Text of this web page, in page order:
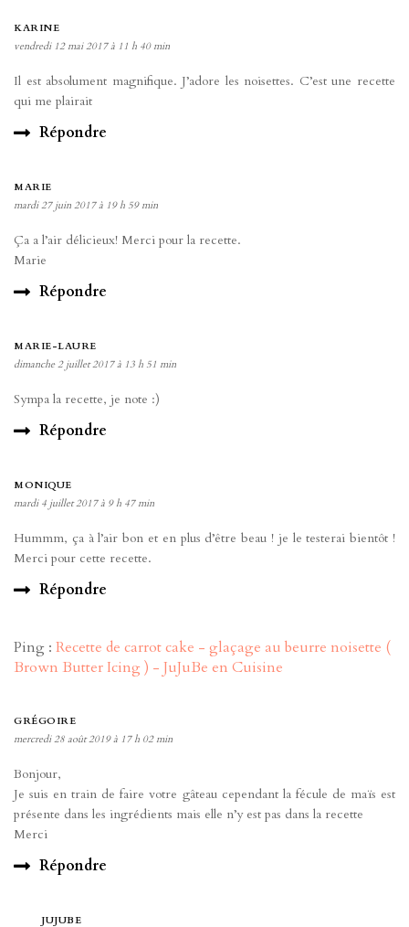
KARINE
vendredi 12 mai 2017 à 11 h 40 min
Il est absolument magnifique. J’adore les noisettes. C’est une recette
qui me plairait
Répondre
MARIE
mardi 27 juin 2017 à 19 h 59 min
Ça a l’air délicieux! Merci pour la recette.
Marie
Répondre
MARIE-LAURE
dimanche 2 juillet 2017 à 13 h 51 min
Sympa la recette, je note :)
Répondre
MONIQUE
mardi 4 juillet 2017 à 9 h 47 min
Hummm, ça à l’air bon et en plus d’être beau ! je le testerai bientôt !
Merci pour cette recette.
Répondre
Ping : Recette de carrot cake - glaçage au beurre noisette (
Brown Butter Icing ) - JuJuBe en Cuisine
GRÉGOIRE
mercredi 28 août 2019 à 17 h 02 min
Bonjour,
Je suis en train de faire votre gâteau cependant la fécule de maïs est
présente dans les ingrédients mais elle n’y est pas dans la recette
Merci
Répondre
JUJUBE